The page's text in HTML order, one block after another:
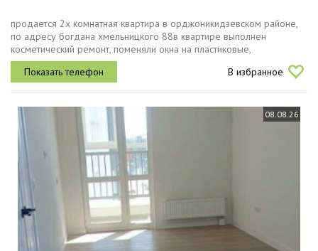
продается 2х комнатная квартира в орджоникидзевском районе,
по адресу богдана хмельницкого 88в квартире выполнен
косметический ремонт, поменяли окна на пластиковые,
потолкинатяжные, на полу линолеум. оригинальная планировка
гостевой комнаты с...
В избранное
08.08.26